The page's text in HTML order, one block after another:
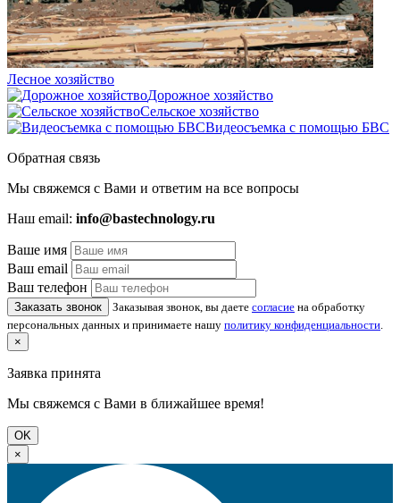
Лесное хозяйство
Дорожное хозяйство
Сельское хозяйство
Видеосъемка с помощью БВС
Обратная связь
Мы свяжемся с Вами и ответим на все вопросы
Наш email: info@bastechnology.ru
Ваше имя
Ваш email
Ваш телефон
Заказать звонок Заказывая звонок, вы даете согласие на обработку
персональных данных и принимаете нашу политику конфиденциальности
×
Заявка принята
Мы свяжемся с Вами в ближайшее время!
OK
×